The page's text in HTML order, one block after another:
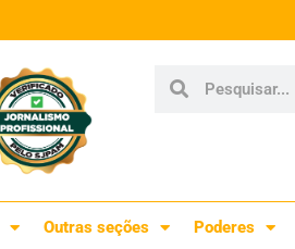
Outras seções Poderes